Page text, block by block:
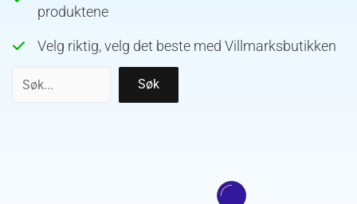
produktene
Velg riktig, velg det beste med Villmarksbutikken
Søk Søk